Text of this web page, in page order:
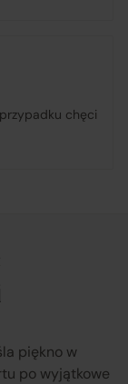
chęci
piękno w
po wyjątkowe
polskim;